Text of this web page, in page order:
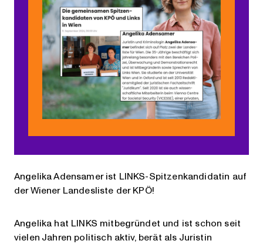
Angelika Adensamer ist LINKS-Spitzenkandidatin auf
der Wiener Landesliste der KPÖ!
Angelika hat LINKS mitbegründet und ist schon seit
vielen Jahren politisch aktiv, berät als Juristin